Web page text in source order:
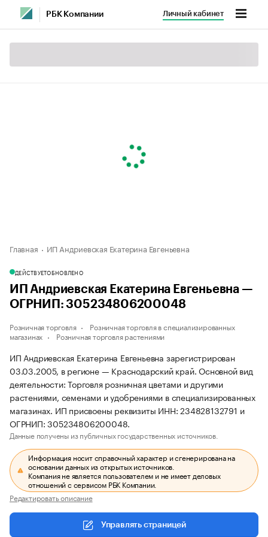
РБК Компании Личный кабинет
Главная ИП Андриевская Екатерина Евгеньевна
ДЕЙСТВУЕТОБНОВЛЕНО
ИП Андриевская Екатерина Евгеньевна —
ОГРНИП: 305234806200048
Розничная торговля
Розничная торговля в специализированных
магазинах
Розничная торговля растениями
ИП Андриевская Екатерина Евгеньевна зарегистрирован
03.03.2005, в регионе — Краснодарский край. Основной вид
деятельности: Торговля розничная цветами и другими
растениями, семенами и удобрениями в специализированных
магазинах. ИП присвоены реквизиты ИНН: 234828132791 и
ОГРНИП: 305234806200048.
Данные получены из публичных государственных источников.
Информация носит справочный характер и сгенерирована на
основании данных из открытых источников.
Компания не является пользователем и не имеет деловых
отношений с сервисом РБК Компании.
Редактировать описание
Управлять страницей